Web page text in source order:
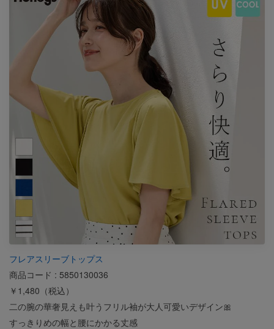
フレアスリーブトップス
商品コード : 5850130036
￥1,480（税込）
二の腕の華奢見えも叶うフリル袖が大人可愛いデザイン🎀
すっきりめの幅と腰にかかる丈感